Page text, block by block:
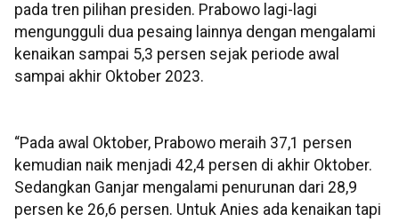
pada tren pilihan presiden. Prabowo lagi-lagi
mengungguli dua pesaing lainnya dengan mengalami
kenaikan sampai 5,3 persen sejak periode awal
sampai akhir Oktober 2023.
“Pada awal Oktober, Prabowo meraih 37,1 persen
kemudian naik menjadi 42,4 persen di akhir Oktober.
Sedangkan Ganjar mengalami penurunan dari 28,9
persen ke 26,6 persen. Untuk Anies ada kenaikan tapi